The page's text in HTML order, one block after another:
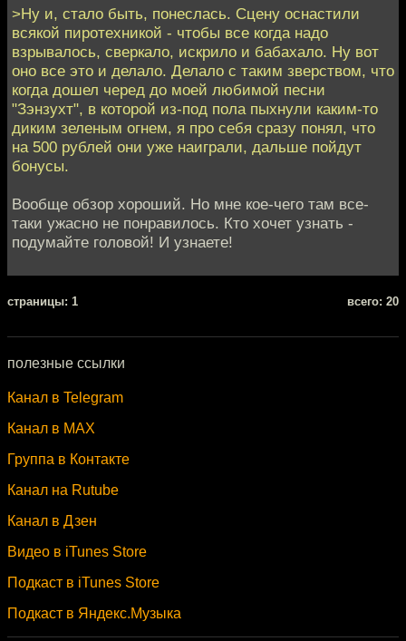
>Ну и, стало быть, понеслась. Сцену оснастили
всякой пиротехникой - чтобы все когда надо
взрывалось, сверкало, искрило и бабахало. Ну вот
оно все это и делало. Делало с таким зверством, что
когда дошел черед до моей любимой песни
"Зэнзухт", в которой из-под пола пыхнули каким-то
диким зеленым огнем, я про себя сразу понял, что
на 500 рублей они уже наиграли, дальше пойдут
бонусы.
Вообще обзор хороший. Но мне кое-чего там все-
таки ужасно не понравилось. Кто хочет узнать -
подумайте головой! И узнаете!
cтраницы: 1 всего: 20
полезные ссылки
Канал в Telegram
Канал в MAX
Группа в Контакте
Канал на Rutube
Канал в Дзен
Видео в iTunes Store
Подкаст в iTunes Store
Подкаст в Яндекс.Музыка